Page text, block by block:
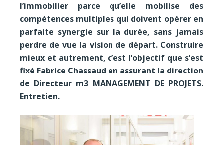
l’immobilier parce qu’elle mobilise des
compétences multiples qui doivent opérer en
parfaite synergie sur la durée, sans jamais
perdre de vue la vision de départ. Construire
mieux et autrement, c’est l’objectif que s’est
fixé Fabrice Chassaud en assurant la direction
de Directeur m3 MANAGEMENT DE PROJETS.
Entretien.